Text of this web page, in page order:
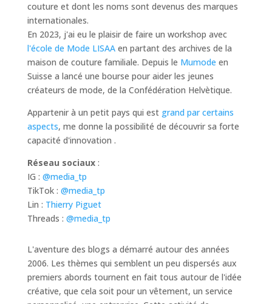
couture et dont les noms sont devenus des marques
internationales.
En 2023, j'ai eu le plaisir de faire un workshop avec
l'école de Mode LISAAen partant des archives de la
maison de couture familiale. Depuis le Mumode en
Suisse a lancé une bourse pour aider les jeunes
créateurs de mode, de la Confédération Helvètique.
Appartenir à un petit pays qui est grand par certains
aspects, me donne la possibilité de découvrir sa forte
capacité d'innovation .
Réseau sociaux :
IG : @media_tp
TikTok : @media_tp
Lin : Thierry Piguet
Threads : @media_tp
L'aventure des blogs a démarré autour des années
2006. Les thèmes qui semblent un peu dispersés aux
premiers abords tournent en fait tous autour de l'idée
créative, que cela soit pour un vêtement, un service